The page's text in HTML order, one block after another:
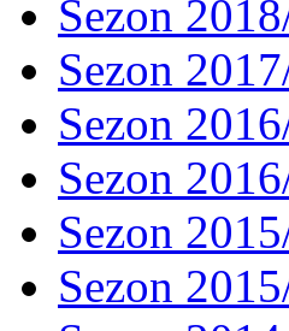
Sezon
Sezon
Sezon
Sezon
Sezon
Sezon